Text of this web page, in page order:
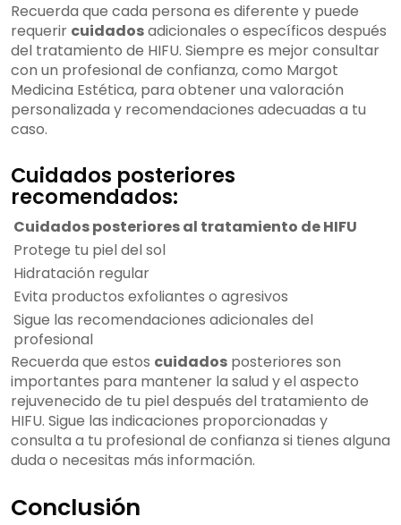
Recuerda que cada persona es diferente y puede
requerir cuidadosadicionales o específicos después
del tratamiento de HIFU. Siempre es mejor consultar
con un profesional de confianza, como Margot
Medicina Estética, para obtener una valoración
personalizada y recomendaciones adecuadas a tu
caso.
Cuidados posteriores
recomendados:
Cuidados posteriores al tratamiento de HIFU
Protege tu piel del sol
Hidratación regular
Evita productos exfoliantes o agresivos
Sigue las recomendaciones adicionales del
profesional
Recuerda que estos cuidados posteriores son
importantes para mantener la salud y el aspecto
rejuvenecido de tu piel después del tratamiento de
HIFU. Sigue las indicaciones proporcionadas y
consulta a tu profesional de confianza si tienes alguna
duda o necesitas más información.
Conclusión